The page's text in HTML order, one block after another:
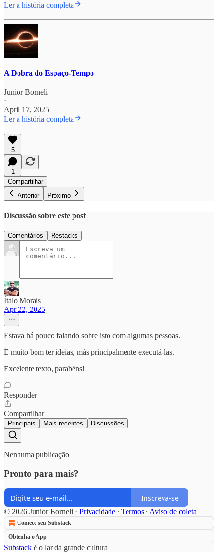
Ler a história completa
A Dobra do Espaço-Tempo
Junior Borneli
·
April 17, 2025
Ler a história completa
5
1
Compartilhar
Anterior
Próximo
Discussão sobre este post
Comentários Restacks
Ítalo Morais
Apr 22, 2025
Estava há pouco falando sobre isto com algumas pessoas.
É muito bom ter ideias, más principalmente executá-las.
Excelente texto, parabéns!
Responder
Compartilhar
Principais Mais recentes Discussões
Nenhuma publicação
Pronto para mais?
Inscreva-se
© 2026 Junior Borneli · Privacidade ∙ Termos ∙ Aviso de coleta
Comece seu Substack
Obtenha o App
Substack é o lar da grande cultura